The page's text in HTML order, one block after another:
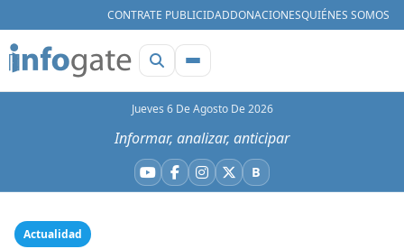
CONTRATE PUBLICIDADDONACIONESQUIÉNES SOMOS
Jueves 6 De Agosto De 2026
Informar, analizar, anticipar
YouTube
Facebook
Instagram
X BBluesky
Actualidad